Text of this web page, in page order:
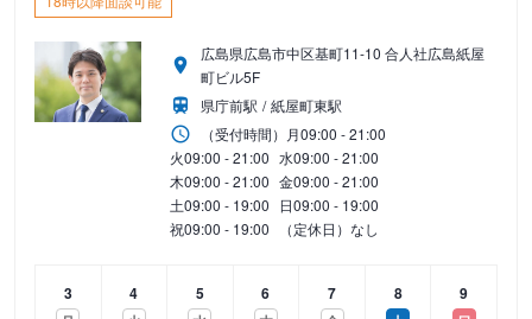
広島県広島市中区基町11-10 合人社広島紙屋
町ビル5F
県庁前駅
紙屋町東駅
（受付時間） 月09:00 - 21:00
火09:00 - 21:00 水09:00 - 21:00
木09:00 - 21:00 金09:00 - 21:00
土09:00 - 19:00 日09:00 - 19:00
祝09:00 - 19:00 （定休日）なし
3
4
5
6
7
8
9